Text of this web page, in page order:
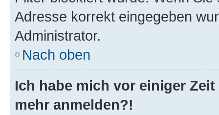
Adresse korrekt eingegeben
Administrator.
Nach oben
Ich habe mich vor einiger
mehr anmelden?!